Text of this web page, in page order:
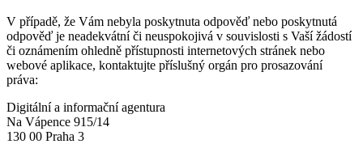
V případě, že Vám nebyla poskytnuta odpověď nebo poskytnutá
odpověď je neadekvátní či neuspokojivá v souvislosti s Vaší žádostí
či oznámením ohledně přístupnosti internetových stránek nebo
webové aplikace, kontaktujte příslušný orgán pro prosazování
práva:
Digitální a informační agentura
Na Vápence 915/14
130 00 Praha 3